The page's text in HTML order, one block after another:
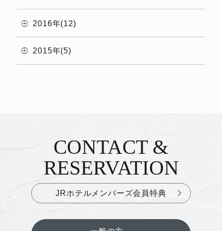
2016年(12)
2015年(5)
お問い合わせ&ご予約
CONTACT &
RESERVATION
JRホテルメンバーズ会員特典